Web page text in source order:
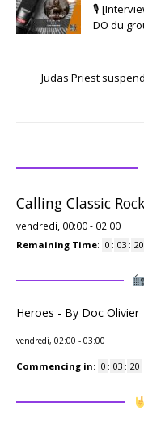
🎙
DO du
Judas Priest
Calling Classic
vendredi, 00:00- 02:00
Remaining Time: 0 : 03 : 19
Heroes - By Doc Olivier
vendredi, 02:00 - 03:00
Commencing in: 0 : 03 : 19